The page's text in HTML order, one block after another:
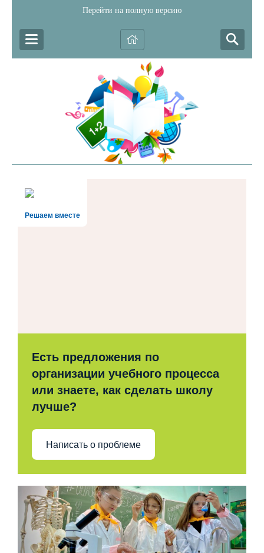
Перейти на полную версию
Решаем вместе
Есть предложения по
организации учебного процесса
или знаете, как сделать школу
лучше?
Написать о проблеме